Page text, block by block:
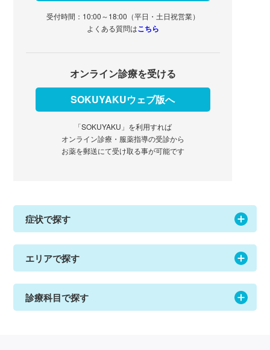
受付時間：10:00～18:00（平日・土日祝営業）
よくある質問はこちら
オンライン診療を受ける
SOKUYAKUウェブ版へ
「SOKUYAKU」を利用すれば
オンライン診療・服薬指導の受診から
お薬を郵送にて受け取る事が可能です
症状で探す
エリアで探す
診療科目で探す